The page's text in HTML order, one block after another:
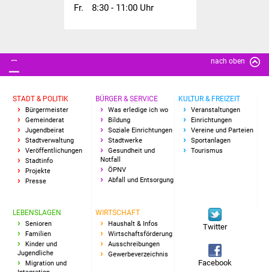
NETZMonitor
Ärzte und Apotheken
Hitzewarnung / UV-
Index
Abfall und Entsorgung
Kultur & Freizeit
Fr.
8:30 - 11:00 Uhr
nach oben
STADT & POLITIK
Bürgermeister
Gemeinderat
Jugendbeirat
Stadtverwaltung
Veröffentlichungen
Stadtinfo
Projekte
Presse
BÜRGER & SERVICE
Was erledige ich wo
Bildung
Soziale Einrichtungen
Stadtwerke
Gesundheit und
Notfall
ÖPNV
Abfall und Entsorgung
KULTUR & FREIZEIT
Veranstaltungen
Einrichtungen
Vereine und Parteien
Sportanlagen
Tourismus
LEBENSLAGEN
Senioren
Familien
Kinder und
Jugendliche
Migration und
WIRTSCHAFT
Haushalt & Infos
Wirtschaftsförderung
Ausschreibungen
Gewerbeverzeichnis
Twitter
Facebook